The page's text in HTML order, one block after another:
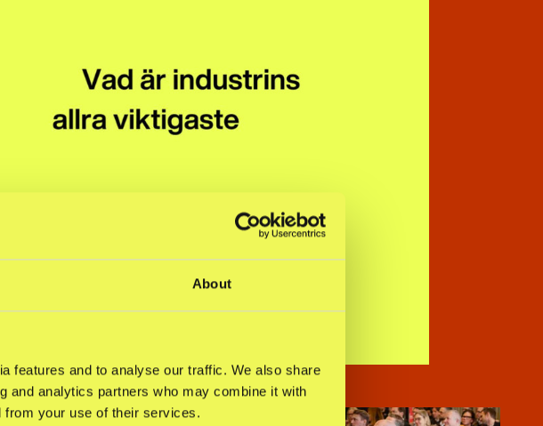
About
features and to analyse our traffic. We also share
and analytics partners who may combine it with
from your use of their services.